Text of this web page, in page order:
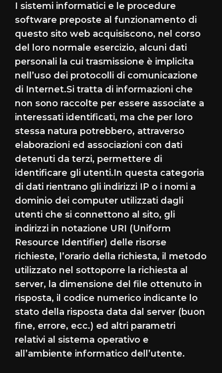
I sistemi informatici e le procedure
software preposte al funzionamento di
questo sito web acquisiscono, nel corso
del loro normale esercizio, alcuni dati
personali la cui trasmissione è implicita
nell’uso dei protocolli di comunicazione
di Internet.Si tratta di informazioni che
non sono raccolte per essere associate a
interessati identificati, ma che per loro
stessa natura potrebbero, attraverso
elaborazioni ed associazioni con dati
detenuti da terzi, permettere di
identificare gli utenti.In questa categoria
di dati rientrano gli indirizzi IP o i nomi a
dominio dei computer utilizzati dagli
utenti che si connettono al sito, gli
indirizzi in notazione URI (Uniform
Resource Identifier) delle risorse
richieste, l’orario della richiesta, il metodo
utilizzato nel sottoporre la richiesta al
server, la dimensione del file ottenuto in
risposta, il codice numerico indicante lo
stato della risposta data dal server (buon
fine, errore, ecc.) ed altri parametri
relativi al sistema operativo e
all’ambiente informatico dell’utente.